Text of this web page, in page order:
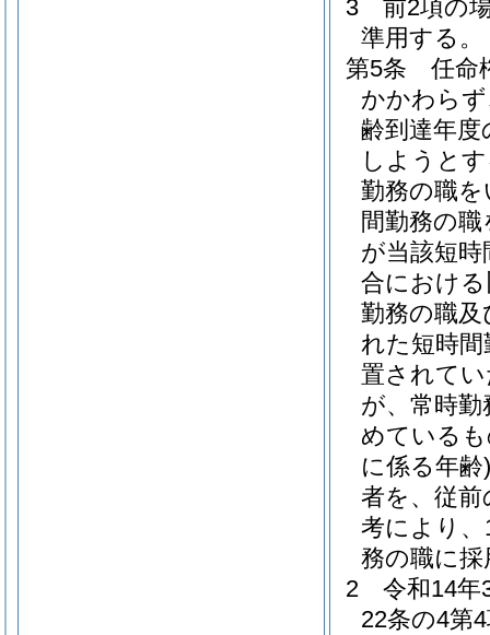
3
前2項の
準用する。
第5条
任命
かかわら
齢到達年
しようと
勤務の職
間勤務の
が当該短
合におけ
勤務の職
れた短時
置されて
が、常時
めている
に係る年齢)
者を、従
考により
務の職に
2
令和14年
22条の4第